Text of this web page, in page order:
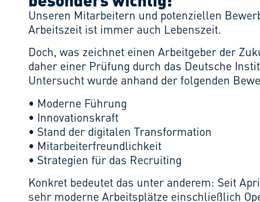
Unseren Mitarbeitern und potenziellen
Arbeitszeit ist immer auch Lebenszeit.
Doch, was zeichnet einen Arbeitgeber der
daher einer Prüfung durch das Deutsche
Untersucht wurde anhand der folgenden
• Moderne Führung
• Innovationskraft
• Stand der digitalen Transformation
• Mitarbeiterfreundlichkeit
• Strategien für das Recruiting
Konkret bedeutet das unter anderem: Seit
sehr moderne Arbeitsplätze einschließlich